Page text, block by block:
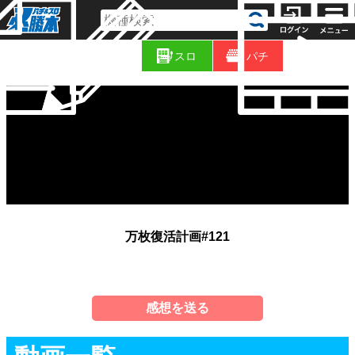
コ
ラ
ム
スロ パチ
万枚復活計画#121
感想を送る